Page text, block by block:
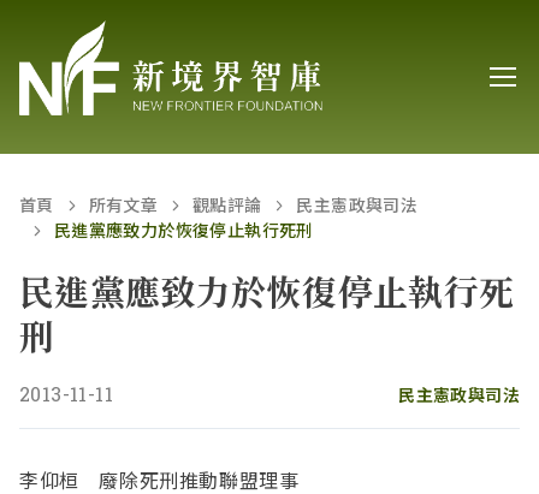
首頁 所有文章 觀點評論
民主憲政與司法
民進黨應致力於恢復停止執行死刑
民進黨應致力於恢復停止執行死
刑
2013-11-11 民主憲政與司法
李仰桓 廢除死刑推動聯盟理事